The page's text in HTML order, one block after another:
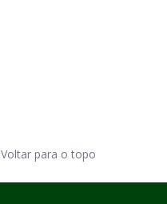
Voltar para o topo